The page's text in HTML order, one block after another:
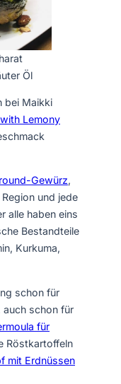
Öl
bei Maikki
Lemony
Gewürz,
und jede
alle haben eins
Bestandteile
Kurkuma,
schon für
auch schon für
für
Röstkartoffeln
mit Erdnüssen